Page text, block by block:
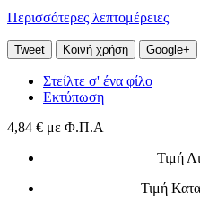
Περισσότερες λεπτομέρειες
Tweet Κοινή χρήση Google+
Στείλτε σ' ένα φίλο
Εκτύπωση
4,84 € με Φ.Π.Α
Τιμή
Τιμή